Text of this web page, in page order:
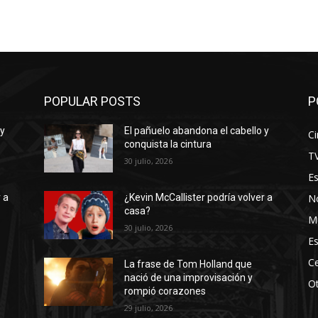
a
POPULAR POSTS
El pañuelo abandona el cabello y
conquista la cintura
30 julio, 2026
¿Kevin McCallister podría volver a
casa?
30 julio, 2026
La frase de Tom Holland que
nació de una improvisación y
rompió corazones
29 julio, 2026